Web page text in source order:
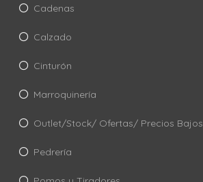
Cadenas
Calzado
Cinturón
Marroquinería
Outlet/Stock/ Ofertas/ Precios Bajos
Pedrería